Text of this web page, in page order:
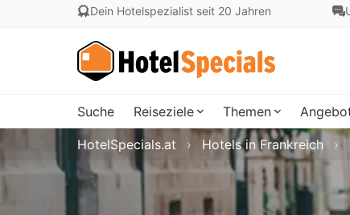
Dein Hotelspezialist seit 20 Jahren
Suche Reiseziele Themen
HotelSpecials.at Hotels in Frankreich